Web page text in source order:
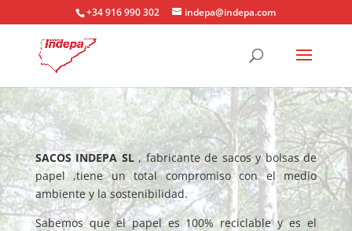
+34 916 990 302 indepa@indepa.com
SACOS INDEPA SL, fabricante de sacos y bolsas de
papel ,tiene un total compromiso con el medio
ambiente y la sostenibilidad.
Sabemos que el papel es 100% reciclable y es el